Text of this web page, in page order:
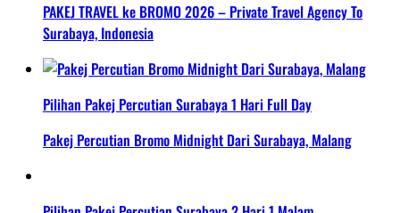
PAKEJ TRAVEL ke BROMO 2026 – Private Travel Agency To
Surabaya, Indonesia
Pilihan Pakej Percutian Surabaya 1 Hari Full Day
Pakej Percutian Bromo Midnight Dari Surabaya, Malang